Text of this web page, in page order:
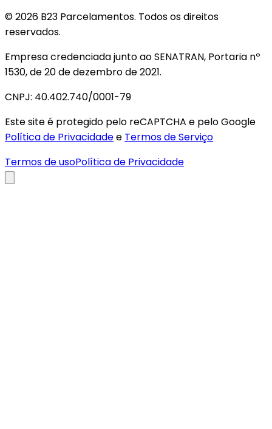
© 2026 B23 Parcelamentos. Todos os direitos
reservados.
Empresa credenciada junto ao SENATRAN, Portaria nº
1530, de 20 de dezembro de 2021.
CNPJ: 40.402.740/0001-79
Este site é protegido pelo reCAPTCHA e pelo Google
Política de Privacidadee Termos de Serviço
Termos de usoPolítica de Privacidade